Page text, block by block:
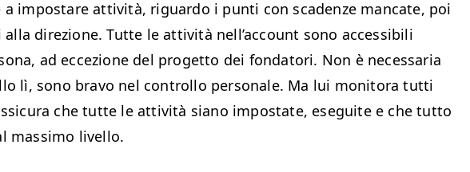
a impostare attiv­ità, riguar­do i pun­ti con sca­den­ze man­cate, poi
direzione. Tutte le attiv­ità nel­l’ac­count sono acces­si­bili
ad eccezione del prog­et­to dei fonda­tori. Non è nec­es­saria
lì, sono bra­vo nel con­trol­lo per­son­ale. Ma lui mon­i­to­ra tut­ti
che tutte le attiv­ità siano impostate, ese­gui­te e che tut­to
mas­si­mo livello.